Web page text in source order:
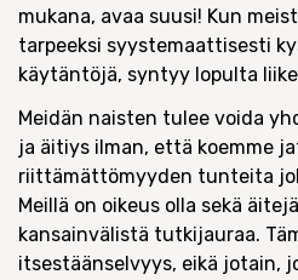
mukana, avaa suusi! Kun
tarpeeksi syystemaattisesti
käytäntöjä, syntyy lopulta
Meidän naisten tulee voida
ja äitiys ilman, että koemme
riittämättömyyden tunteita
Meillä on oikeus olla sekä
kansainvälistä tutkijauraa.
itsestäänselvyys, eikä jotain,